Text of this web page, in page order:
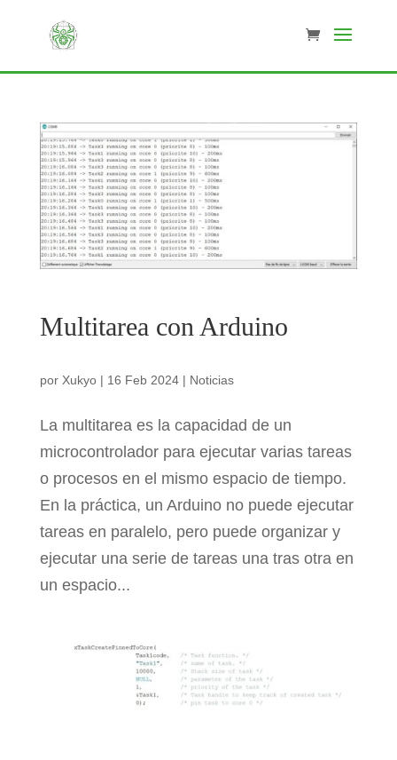
Multitarea con Arduino
por Xukyo| 16 Feb 2024| Noticias
La multitarea es la capacidad de un
microcontrolador para ejecutar varias tareas
o procesos en el mismo espacio de tiempo.
En la práctica, un Arduino no puede ejecutar
tareas en paralelo, pero puede organizar y
ejecutar una serie de tareas una tras otra en
un espacio...